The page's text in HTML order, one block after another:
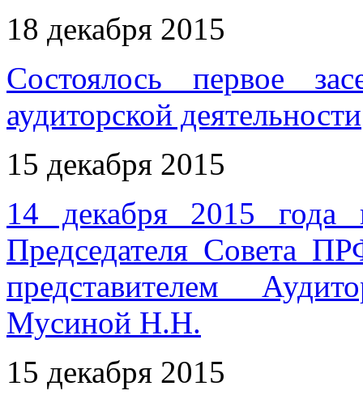
18 декабря 2015
Состоялось первое
аудиторской деятельности
15 декабря 2015
14 декабря 2015 года
Председателя Совета
представителем
Мусиной Н.Н.
15 декабря 2015